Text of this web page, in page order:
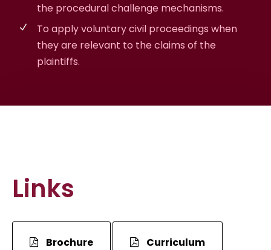
the procedural challenge mechanisms.
To apply voluntary civil proceedings when
they are relevant to the claims of the
plaintiffs.
Links
Brochure Curriculum